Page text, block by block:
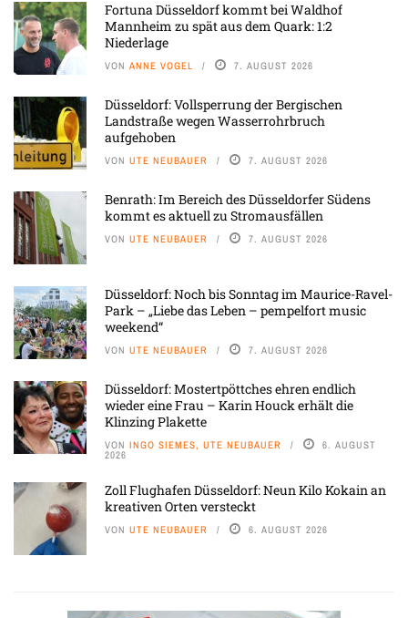
Fortuna Düsseldorf kommt bei Waldhof
Mannheim zu spät aus dem Quark: 1:2
Niederlage
VON ANNE VOGEL 7. AUGUST 2026
Düsseldorf: Vollsperrung der Bergischen
Landstraße wegen Wasserrohrbruch
aufgehoben
VON UTE NEUBAUER 7. AUGUST 2026
Benrath: Im Bereich des Düsseldorfer Südens
kommt es aktuell zu Stromausfällen
VON UTE NEUBAUER 7. AUGUST 2026
Düsseldorf: Noch bis Sonntag im Maurice-Ravel-
Park – „Liebe das Leben – pempelfort music
weekend“
VON UTE NEUBAUER 7. AUGUST 2026
Düsseldorf: Mostertpöttches ehren endlich
wieder eine Frau – Karin Houck erhält die
Klinzing Plakette
VON INGO SIEMES, UTE NEUBAUER 6. AUGUST
2026
Zoll Flughafen Düsseldorf: Neun Kilo Kokain an
kreativen Orten versteckt
VON UTE NEUBAUER 6. AUGUST 2026